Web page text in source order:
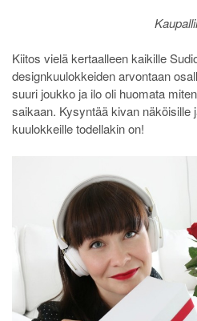
Kiitos vielä kertaalleen kaikille
designkuulokkeiden arvontaan
suuri joukko ja ilo oli huomata
saikaan. Kysyntää kivan näköisille
kuulokkeille todellakin on!